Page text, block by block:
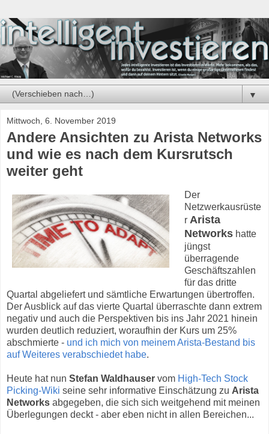
▼
Mittwoch, 6. November 2019
Andere Ansichten zu Arista Networks
und wie es nach dem Kursrutsch
weiter geht
Der
Netzwerkausrüste
r Arista
Networkshatte
jüngst
überragende
Geschäftszahlen
für das dritte
Quartal abgeliefert und sämtliche Erwartungen übertroffen.
Der Ausblick auf das vierte Quartal überraschte dann extrem
negativ und auch die Perspektiven bis ins Jahr 2021 hinein
wurden deutlich reduziert, woraufhin der Kurs um 25%
abschmierte - und ich mich von meinem Arista-Bestand bis
auf Weiteres verabschiedet habe.
Heute hat nun Stefan Waldhauser vom High-Tech Stock
Picking-Wiki seine sehr informative Einschätzung zu Arista
Networks abgegeben, die sich sich weitgehend mit meinen
Überlegungen deckt - aber eben nicht in allen Bereichen...